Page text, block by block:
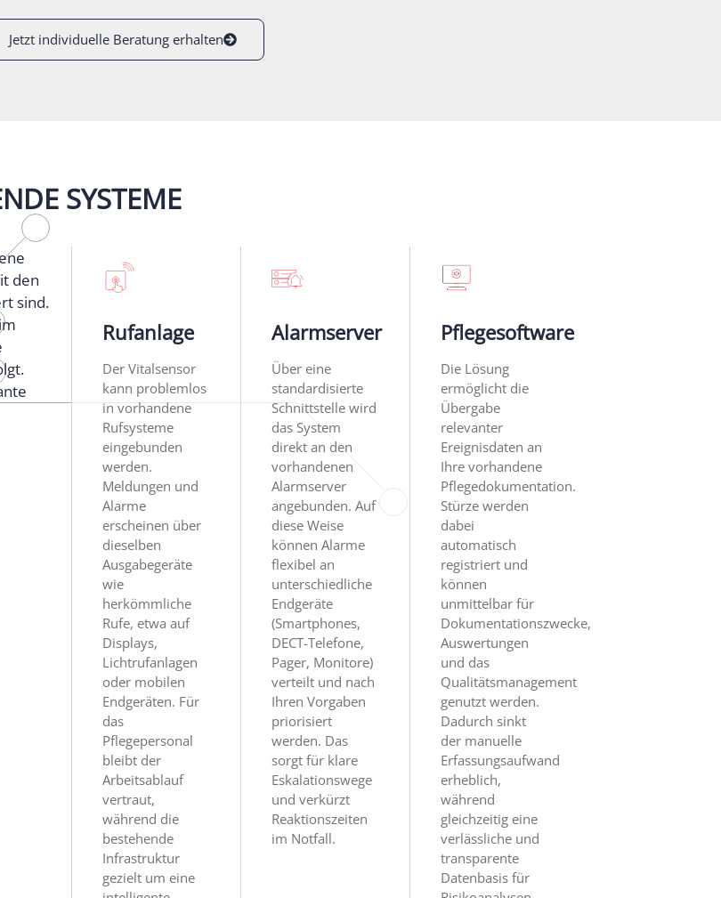
Jetzt individuelle Beratung erhalten
SYSTEME
den
sind.
Rufanlage
Der Vitalsensor
kann problemlos
in vorhandene
Rufsysteme
eingebunden
werden.
Meldungen und
Alarme
erscheinen über
dieselben
Ausgabegeräte
wie
herkömmliche
Rufe, etwa auf
Displays,
Lichtrufanlagen
oder mobilen
Endgeräten. Für
das
Pflegepersonal
bleibt der
Arbeitsablauf
vertraut,
während die
bestehende
Infrastruktur
gezielt um eine
Alarmserver
Über eine
standardisierte
Schnittstelle wird
das System
direkt an den
vorhandenen
Alarmserver
angebunden. Auf
diese Weise
können Alarme
flexibel an
unterschiedliche
Endgeräte
(Smartphones,
DECT-Telefone,
Pager, Monitore)
verteilt und nach
Ihren Vorgaben
priorisiert
werden. Das
sorgt für klare
Eskalationswege
und verkürzt
Reaktionszeiten
im Notfall.
Pflegesoftware
Die Lösung
ermöglicht die
Übergabe
relevanter
Ereignisdaten an
Ihre vorhandene
Pflegedokumentation.
Stürze werden
dabei
automatisch
registriert und
können
unmittelbar für
Dokumentationszwecke,
Auswertungen
und das
Qualitätsmanagement
genutzt werden.
Dadurch sinkt
der manuelle
Erfassungsaufwand
erheblich,
während
gleichzeitig eine
verlässliche und
transparente
Datenbasis für